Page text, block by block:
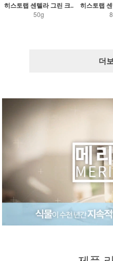
히스토랩 센텔라 그린 크..
50g
히스토랩
더